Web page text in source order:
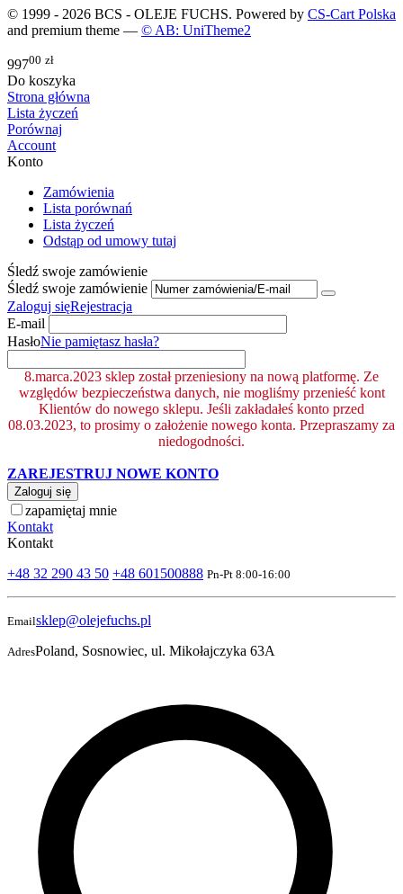
© 1999 - 2026 BCS - OLEJE FUCHS. Powered by CS-Cart Polska
and premium theme — © AB: UniTheme2
99700 zł
Do koszyka
Strona główna
Lista życzeń
Porównaj
Account
Konto
Zamówienia
Lista porównań
Lista życzeń
Odstąp od umowy tutaj
Śledź swoje zamówienie
Śledź swoje zamówienie
Zaloguj sięRejestracja
E-mail
HasłoNie pamiętasz hasła?
8.marca.2023 sklep został przeniesiony na nową platformę. Ze
względów bezpieczeństwa danych, nie mogliśmy przenieść kont
Klientów do nowego sklepu. Jeśli zakładałeś konto przed
08.03.2023, to prosimy o założenie nowego konta. Przepraszamy za
niedogodności.
ZAREJESTRUJ NOWE KONTO
Zaloguj się
zapamiętaj mnie
Kontakt
Kontakt
+48 32 290 43 50 +48 601500888 Pn-Pt 8:00-16:00
Emailsklep@olejefuchs.pl
AdresPoland, Sosnowiec, ul. Mikołajczyka 63A